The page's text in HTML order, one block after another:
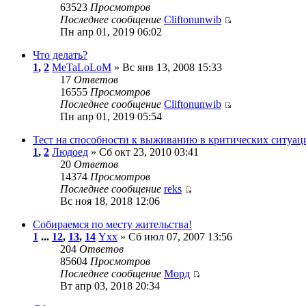
63523 Просмотров
Последнее сообщение Cliftonunwib
Пн апр 01, 2019 06:02
Что делать?
1, 2 MeTaLoLoM » Вс янв 13, 2008 15:33
17 Ответов
16555 Просмотров
Последнее сообщение Cliftonunwib
Пн апр 01, 2019 05:54
Тест на способности к выживанию в критических
1, 2 Людоед » Сб окт 23, 2010 03:41
20 Ответов
14374 Просмотров
Последнее сообщение reks
Вс ноя 18, 2018 12:06
Собираемся по месту жительства!
1 ... 12, 13, 14 Yxx » Сб июл 07, 2007 13:56
204 Ответов
85604 Просмотров
Последнее сообщение Морд
Вт апр 03, 2018 20:34